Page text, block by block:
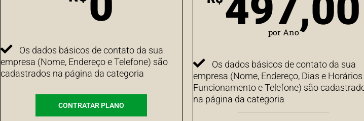
Os dados básicos de contato da sua
empresa (Nome, Endereço e Telefone) são
cadastrados na página da categoria
CONTRATAR PLANO
por Ano
Os dados básicos de contato da sua
empresa (Nome, Endereço, Dias e Horários
Funcionamento e Telefone) são
na página da categoria